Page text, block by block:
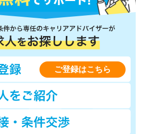
ご登録はこちら